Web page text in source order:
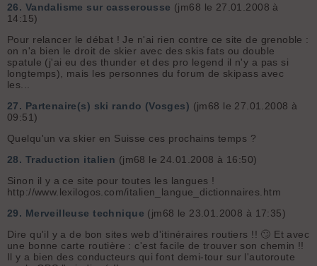
26. Vandalisme sur casserousse (jm68 le 27.01.2008 à
14:15)
Pour relancer le débat ! Je n'ai rien contre ce site de grenoble :
on n'a bien le droit de skier avec des skis fats ou double
spatule (j'ai eu des thunder et des pro legend il n'y a pas si
longtemps), mais les personnes du forum de skipass avec
les...
27. Partenaire(s) ski rando (Vosges) (jm68 le 27.01.2008 à
09:51)
Quelqu'un va skier en Suisse ces prochains temps ?
28. Traduction italien (jm68 le 24.01.2008 à 16:50)
Sinon il y a ce site pour toutes les langues !
http://www.lexilogos.com/italien_langue_dictionnaires.htm
29. Merveilleuse technique (jm68 le 23.01.2008 à 17:35)
Dire qu'il y a de bon sites web d'itinéraires routiers !! 🙄 Et avec
une bonne carte routière : c'est facile de trouver son chemin !!
Il y a bien des conducteurs qui font demi-tour sur l'autoroute